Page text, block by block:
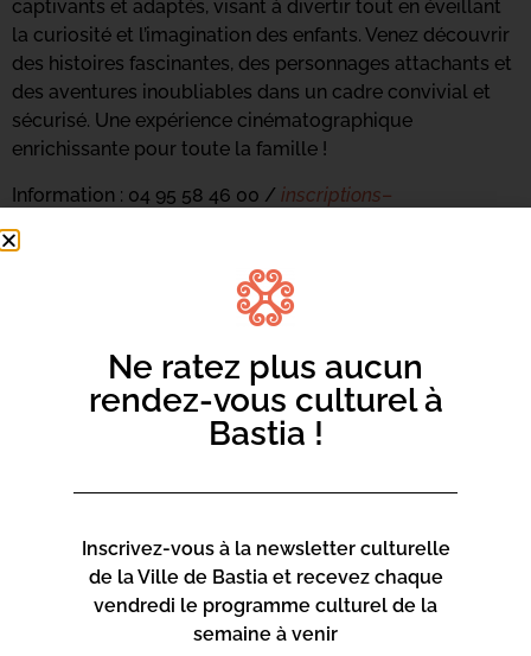
captivants et adaptés, visant à divertir tout en éveillant
la curiosité et l’imagination des enfants. Venez découvrir
des histoires fascinantes, des personnages attachants et
des aventures inoubliables dans un cadre convivial et
sécurisé. Une expérience cinématographique
enrichissante pour toute la famille !
Information : 04 95 58 46 00 / inscriptions–
Ne ratez plus aucun
rendez-vous culturel à
Bastia !
Inscrivez-vous à la newsletter culturelle
de la Ville de Bastia et recevez chaque
vendredi le programme culturel de la
semaine à venir